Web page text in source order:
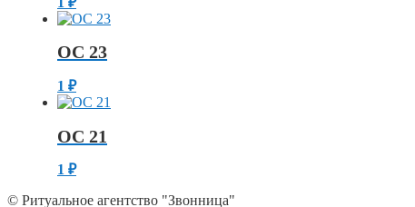
ОС 23
1 ₽
ОС 21
1 ₽
© Ритуальное агентство "Звонница"